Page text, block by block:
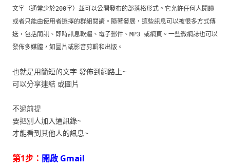
文字（通常少於200字）並可以公開發布的部落格形式。它允許任何人閱讀
或者只能由使用者選擇的群組閱讀。隨著發展，這些訊息可以被很多方式傳
送，包括簡訊、即時訊息軟體、電子郵件、MP3 或網頁。一些微網誌也可以
發佈多媒體，如圖片或影音剪輯和出版。
也就是用簡短的文字 發佈到網路上~
可以分享連結 或圖片
不過前提
要把別人加入通訊錄~
才能看到其他人的訊息~
第1步： 開啟 Gmail